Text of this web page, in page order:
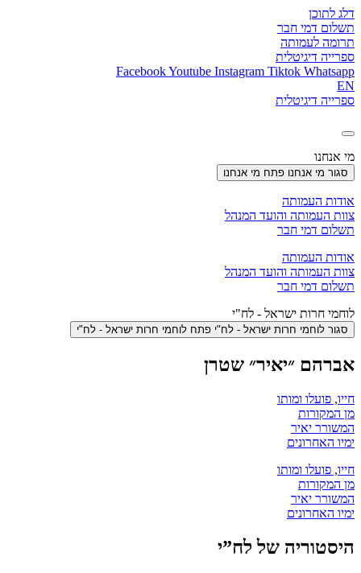
דלג לתוכן
תשלום דמי חבר
תרומה לעמותה
ספרייה דיגיטלית
FacebookYoutube Instagram Tiktok Whatsapp
EN
ספרייה דיגיטלית
מי אנחנו
סגור מי אנחנו פתח מי אנחנו
אודות העמותה
צוות העמותה והועד המנהל
תשלום דמי חבר
אודות העמותה
צוות העמותה והועד המנהל
תשלום דמי חבר
לוחמי חרות ישראל - לח"י
סגור לוחמי חרות ישראל - לח"י פתח לוחמי חרות ישראל - לח"י
אברהם ״יאיר״ שטרן
חייו, פועלו ומותו
מן המקורות
המשורר יאיר
ימיו האחרונים
חייו, פועלו ומותו
מן המקורות
המשורר יאיר
ימיו האחרונים
היסטוריה של לח”י